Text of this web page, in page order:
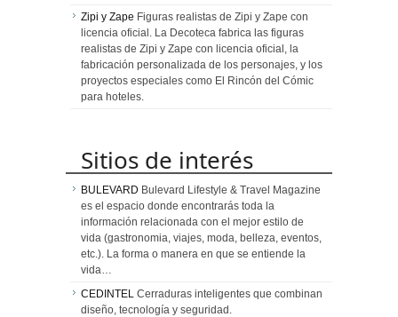
Zipi y Zape Figuras realistas de Zipi y Zape con
licencia oficial. La Decoteca fabrica las figuras
realistas de Zipi y Zape con licencia oficial, la
fabricación personalizada de los personajes, y los
proyectos especiales como El Rincón del Cómic
para hoteles.
Sitios de interés
BULEVARD Bulevard Lifestyle & Travel Magazine
es el espacio donde encontrarás toda la
información relacionada con el mejor estilo de
vida (gastronomia, viajes, moda, belleza, eventos,
etc.). La forma o manera en que se entiende la
vida…
CEDINTEL Cerraduras inteligentes que combinan
diseño, tecnología y seguridad.